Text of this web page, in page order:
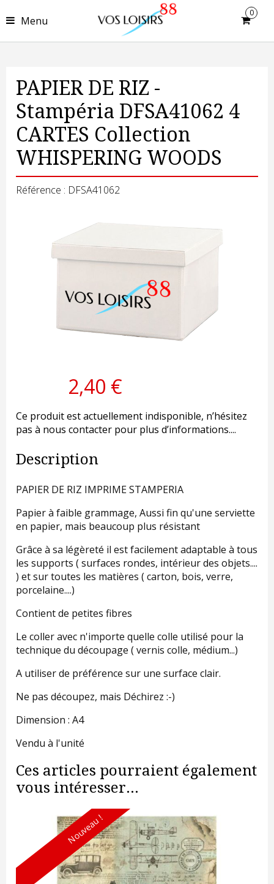
Menu
0
PAPIER DE RIZ -
Stampéria DFSA41062 4
CARTES Collection
WHISPERING WOODS
Référence : DFSA41062
2,40 €
Ce produit est actuellement indisponible, n’hésitez
pas à nous contacter pour plus d’informations....
Description
PAPIER DE RIZ IMPRIME STAMPERIA
Papier à faible grammage, Aussi fin qu'une serviette
en papier, mais beaucoup plus résistant
Grâce à sa légèreté il est facilement adaptable à tous
les supports ( surfaces rondes, intérieur des objets....
) et sur toutes les matières ( carton, bois, verre,
porcelaine....)
Contient de petites fibres
Le coller avec n'importe quelle colle utilisé pour la
technique du découpage ( vernis colle, médium...)
A utiliser de préférence sur une surface clair.
Ne pas découpez, mais Déchirez :-)
Dimension : A4
Vendu à l'unité
Ces articles pourraient également
vous intéresser...
Nouveau !